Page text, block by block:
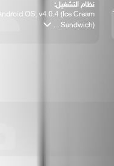
نظام التشغيل:
OS, v4.0.4 (Ice Cream
Sandwich) ...